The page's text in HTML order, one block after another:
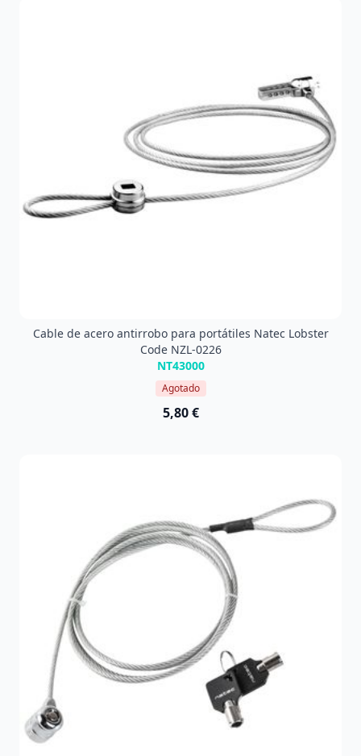
Cable de acero antirrobo para portátiles Natec Lobster
Code NZL-0226
NT43000
Agotado
5,80 €